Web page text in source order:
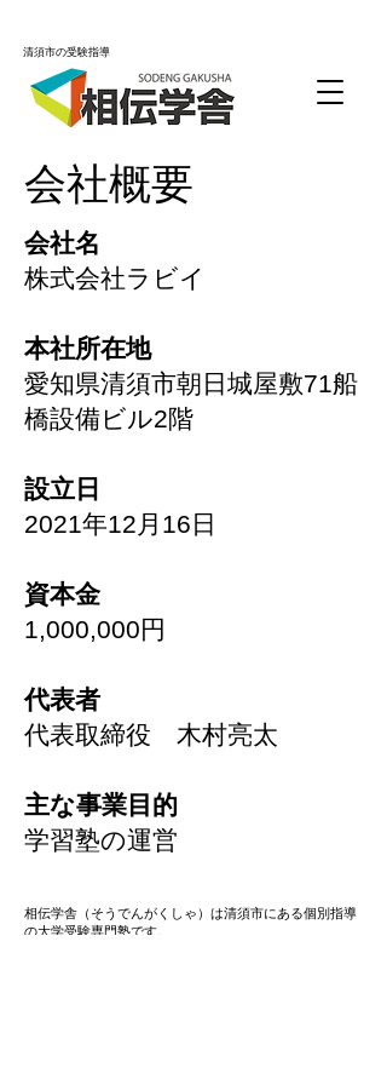
清須市の受験指導
会社概要
会社名
株式会社ラビイ
本社所在地
愛知県清須市朝日城屋敷71船
橋設備ビル2階
設立日
2021年12月16日
資本金
1,000,000円
代表者
代表取締役 木村亮太
主な事業目的
​学習塾の運営
相伝学舎（そうでんがくしゃ）は清須市にある個別指導
の大学受験専門塾です。